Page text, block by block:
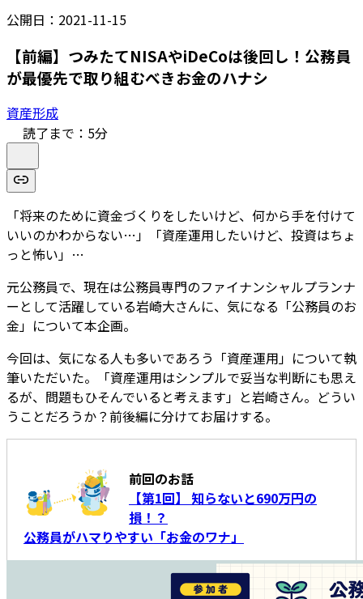
公開日： 2021-11-15
【前編】つみたてNISAやiDeCoは後回し！公務員
が最優先で取り組むべきお金のハナシ
資産形成
読了まで： 5分
「将来のために資金づくりをしたいけど、何から手を付けて
いいのかわからない…」「資産運用したいけど、投資はちょ
っと怖い」…
元公務員で、現在は公務員専門のファイナンシャルプランナ
ーとして活躍している岩崎大さんに、気になる「公務員のお
金」について本企画。
今回は、気になる人も多いであろう「資産運用」について執
筆いただいた。「資産運用はシンプルで妥当な判断にも思え
るが、問題もひそんでいると考えます」と岩崎さん。どうい
うことだろうか？前後編に分けてお届けする。
前回のお話
【第1回】 知らないと690万円の
損！？
公務員がハマりやすい「お金のワナ」